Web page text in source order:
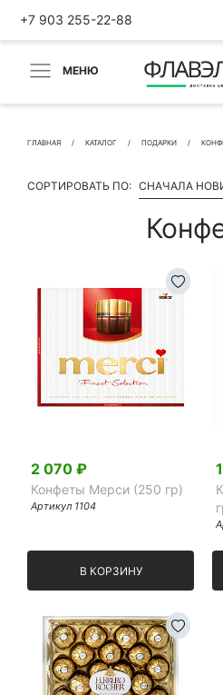
+7 903 255-22-88
МЕНЮ
ГЛАВНАЯ КАТАЛОГ ПОДАРКИ
СОРТИРОВАТЬ ПО: СНАЧАЛА
2 070 ₽
Конфеты Мерси (250 гр)
Артикул 1104
В КОРЗИНУ
ВЕРНУТЬСЯ
Быстрая
КОНТАКТНЫЕ
БЫСТРАЯ
Правила использования
продаем ваши данные и